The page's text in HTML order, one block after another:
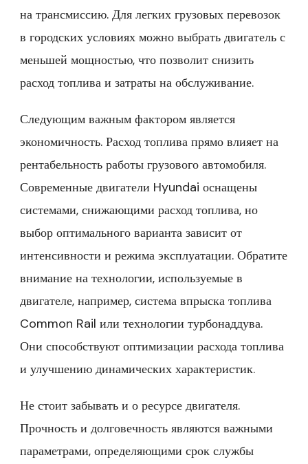
на трансмиссию. Для легких грузовых перевозок
в городских условиях можно выбрать двигатель с
меньшей мощностью, что позволит снизить
расход топлива и затраты на обслуживание.
Следующим важным фактором является
экономичность. Расход топлива прямо влияет на
рентабельность работы грузового автомобиля.
Современные двигатели Hyundai оснащены
системами, снижающими расход топлива, но
выбор оптимального варианта зависит от
интенсивности и режима эксплуатации. Обратите
внимание на технологии, используемые в
двигателе, например, система впрыска топлива
Common Rail или технологии турбонаддува.
Они способствуют оптимизации расхода топлива
и улучшению динамических характеристик.
Не стоит забывать и о ресурсе двигателя.
Прочность и долговечность являются важными
параметрами, определяющими срок службы